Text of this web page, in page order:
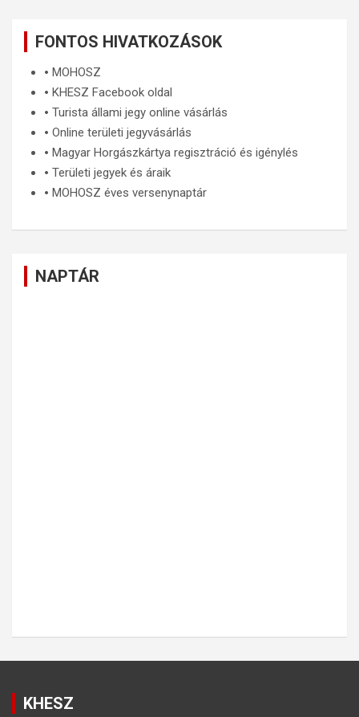
FONTOS HIVATKOZÁSOK
🞄 MOHOSZ
🞄 KHESZ Facebook oldal
🞄 Turista állami jegy online vásárlás
🞄 Online területi jegyvásárlás
🞄 Magyar Horgászkártya regisztráció és igénylés
🞄 Területi jegyek és áraik
🞄 MOHOSZ éves versenynaptár
NAPTÁR
KHESZ